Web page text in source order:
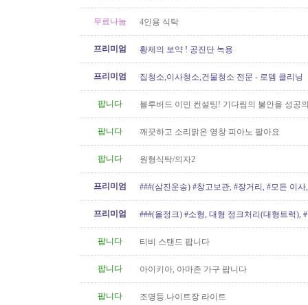
무료나눔 4인용 식탁
프리미엄 황제의 보약 ! 공진단 녹용
프리미엄 집청소,이사청소,건물청소 전문 - 로뎀 클리닝
팝니다 블루버드 이민 컨설팅! 기다림의 불안을 성공
팝니다 깨끗하고 소리맑은 영창 피아노 팔아요
팝니다 원형식탁/의자2
프리미엄 ###(삼진운송) #창고보관, #장거리, #모든 이사
프리미엄
###(올정크) #소형, 대형 정크처리(대형트럭),
팝니다
티비 스탠드 팝니다
팝니다 아이키아, 아마존 가구 팝니다
팝니다 조명등.나이트장 라이트